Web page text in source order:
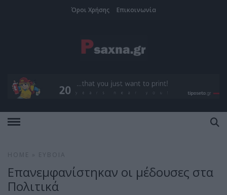
Όροι Χρήσης Επικοινωνία
HOME ΕΎΒΟΙΑ
Επανεμφανίστηκαν οι μέδουσες στα
Πολιτικά